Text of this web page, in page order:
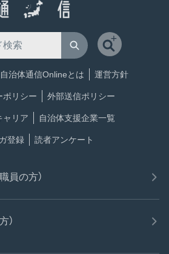
自治体通信Onlineとは 運営方針
ポリシー 外部送信ポリシー
ャリア 自治体支援企業一覧
登録 読者アンケート
員の方）
）